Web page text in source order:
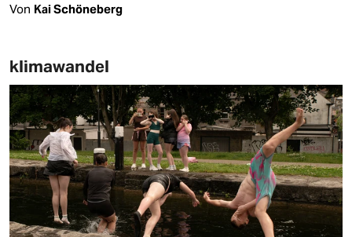
Von Kai Schöneberg
klimawandel